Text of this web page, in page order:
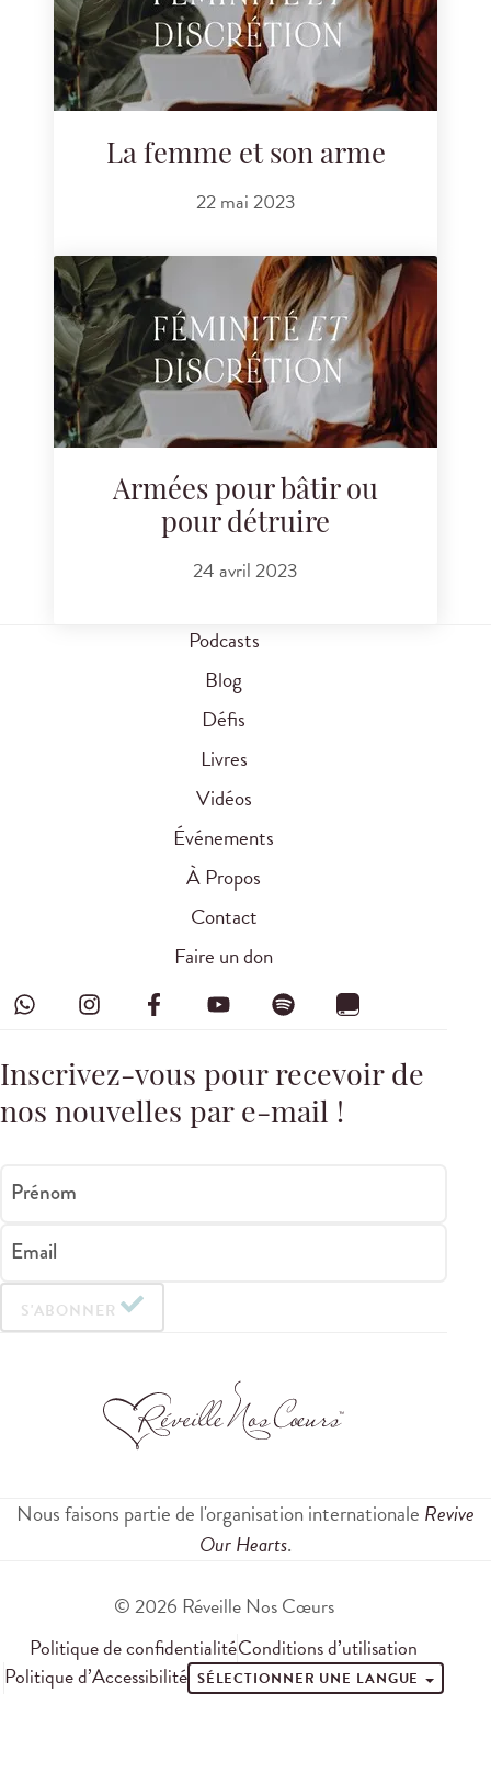
La femme et son arme
22 mai 2023
Armées pour bâtir ou
pour détruire
24 avril 2023
Podcasts
Blog
Défis
Livres
Vidéos
Événements
À Propos
Contact
Faire un don
Inscrivez-vous pour recevoir de
nos nouvelles par e-mail !
Prénom
Email
S'ABONNER
Nous faisons partie de l'organisation internationale Revive
Our Hearts.
© 2026 Réveille Nos Cœurs
Politique de confidentialitéConditions d’utilisation
Politique d’Accessibilité SÉLECTIONNER UNE LANGUE